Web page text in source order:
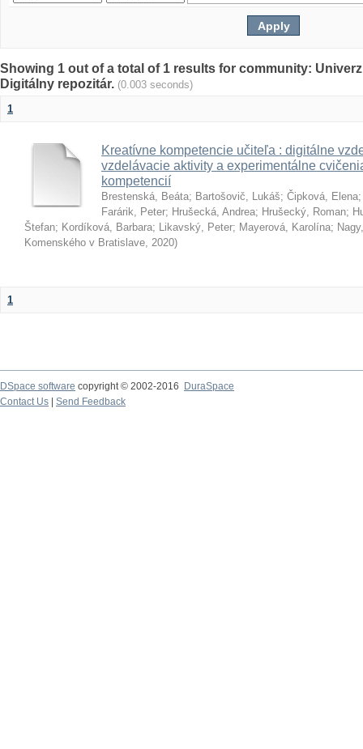
Showing 1 out of a total of 1 results for community:
Digitálny repozitár. (0.003 seconds)
1
Kreatívne kompetencie učiteľa : digitálne
vzdelávacie aktivity a experimentálne
kompetencií
Brestenská, Beáta; Bartošovič, Lukáš; Čipková, Elena
Farárik, Peter; Hrušecká, Andrea; Hrušecký, Roman;
Štefan; Kordíková, Barbara; Likavský, Peter; Mayerová, Karolína;
Komenského v Bratislave, 2020)
1
DSpace software copyright © 2002-2016
DuraSpace
Contact Us
Send Feedback